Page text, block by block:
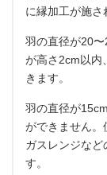
に縁加工が施さ
羽の直径が20
が高さ2cm以内
きます。
羽の直径が
ができません。
ガスレンジなど
す。